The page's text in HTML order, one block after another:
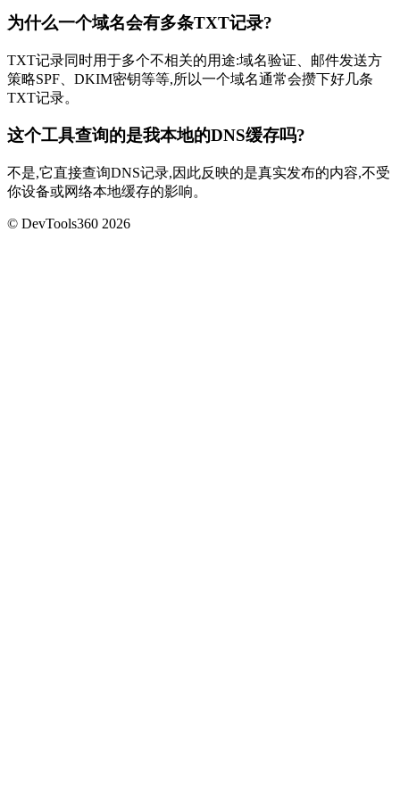
为什么一个域名会有多条TXT记录?
TXT记录同时用于多个不相关的用途:域名验证、邮件发送方
策略SPF、DKIM密钥等等,所以一个域名通常会攒下好几条
TXT记录。
这个工具查询的是我本地的DNS缓存吗?
不是,它直接查询DNS记录,因此反映的是真实发布的内容,不受
你设备或网络本地缓存的影响。
© DevTools360 2026